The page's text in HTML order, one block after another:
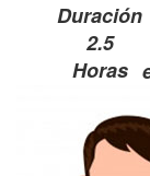
Duración
2.5
Horas